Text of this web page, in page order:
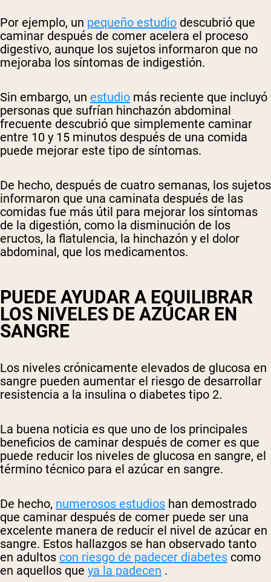
Por ejemplo, un pequeño estudio descubrió que
caminar después de comer acelera el proceso
digestivo, aunque los sujetos informaron que no
mejoraba los síntomas de indigestión.
Sin embargo, un estudio más reciente que incluyó
personas que sufrían hinchazón abdominal
frecuente descubrió que simplemente caminar
entre 10 y 15 minutos después de una comida
puede mejorar este tipo de síntomas.
De hecho, después de cuatro semanas, los sujetos
informaron que una caminata después de las
comidas fue más útil para mejorar los síntomas
de la digestión, como la disminución de los
eructos, la flatulencia, la hinchazón y el dolor
abdominal, que los medicamentos.
PUEDE AYUDAR A EQUILIBRAR
LOS NIVELES DE AZÚCAR EN
SANGRE
Los niveles crónicamente elevados de glucosa en
sangre pueden aumentar el riesgo de desarrollar
resistencia a la insulina o diabetes tipo 2.
La buena noticia es que uno de los principales
beneficios de caminar después de comer es que
puede reducir los niveles de glucosa en sangre, el
término técnico para el azúcar en sangre.
De hecho, numerosos estudios han demostrado
que caminar después de comer puede ser una
excelente manera de reducir el nivel de azúcar en
sangre. Estos hallazgos se han observado tanto
en adultos con riesgo de padecer diabetes como
en aquellos que ya la padecen .